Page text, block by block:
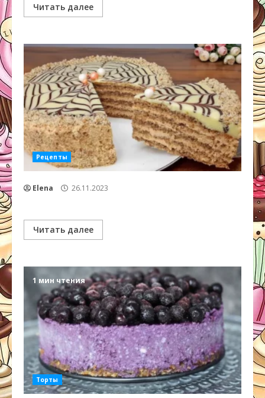
Читать далее
Рецепты
Elena 26.11.2023
Читать далее
1 мин чтения
Торты